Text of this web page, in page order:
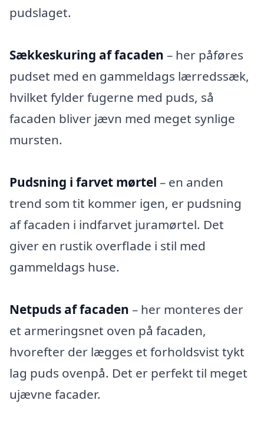
pudslaget.
Sækkeskuring af facaden – her påføres
pudset med en gammeldags lærredssæk,
hvilket fylder fugerne med puds, så
facaden bliver jævn med meget synlige
mursten.
Pudsning i farvet mørtel – en anden
trend som tit kommer igen, er pudsning
af facaden i indfarvet juramørtel. Det
giver en rustik overflade i stil med
gammeldags huse.
Netpuds af facaden – her monteres der
et armeringsnet oven på facaden,
hvorefter der lægges et forholdsvist tykt
lag puds ovenpå. Det er perfekt til meget
ujævne facader.